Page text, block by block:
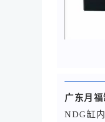
广东月福
NDG缸